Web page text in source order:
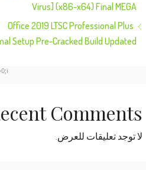
Verify
Virus] (x86-x64) Final MEGA
Office 2019 LTSC Professional Plus
Setup Pre-Cracked Build Updated
Comments
لا توجد تعليقات للعرض.